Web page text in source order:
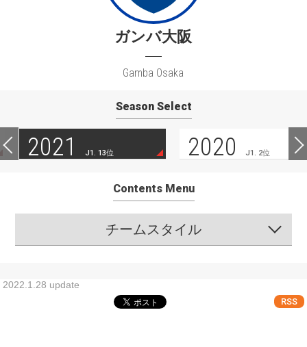
ガンバ大阪
Gamba Osaka
Season Select
2021 J1. 13位 2020 J1. 2位
Contents Menu
チームスタイル
2022.1.28 update
RSS